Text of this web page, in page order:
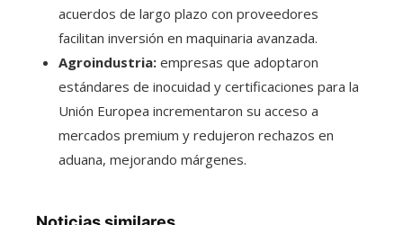
acuerdos de largo plazo con proveedores
facilitan inversión en maquinaria avanzada.
Agroindustria: empresas que adoptaron
estándares de inocuidad y certificaciones para la
Unión Europea incrementaron su acceso a
mercados premium y redujeron rechazos en
aduana, mejorando márgenes.